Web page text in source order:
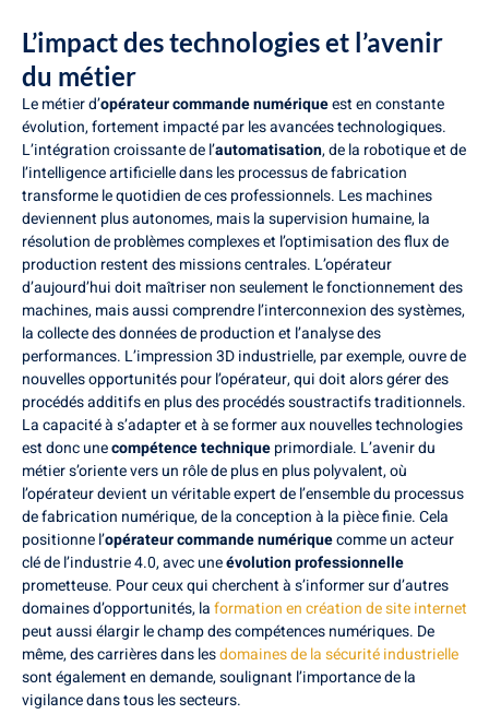
L’impact des technologies et l’avenir
du métier
Le métier d’opérateur commande numériqueest en constante
évolution, fortement impacté par les avancées technologiques.
L’intégration croissante de l’automatisation, de la robotique et de
l’intelligence artificielle dans les processus de fabrication
transforme le quotidien de ces professionnels. Les machines
deviennent plus autonomes, mais la supervision humaine, la
résolution de problèmes complexes et l’optimisation des flux de
production restent des missions centrales. L’opérateur
d’aujourd’hui doit maîtriser non seulement le fonctionnement des
machines, mais aussi comprendre l’interconnexion des systèmes,
la collecte des données de production et l’analyse des
performances. L’impression 3D industrielle, par exemple, ouvre de
nouvelles opportunités pour l’opérateur, qui doit alors gérer des
procédés additifs en plus des procédés soustractifs traditionnels.
La capacité à s’adapter et à se former aux nouvelles technologies
est donc unecompétence techniqueprimordiale. L’avenir du
métier s’oriente vers un rôle de plus en plus polyvalent, où
l’opérateur devient un véritable expert de l’ensemble du processus
de fabrication numérique, de la conception à la pièce finie. Cela
positionne l’opérateur commande numériquecomme un acteur
clé de l’industrie 4.0, avec uneévolution professionnelle
prometteuse. Pour ceux qui cherchent à s’informer sur d’autres
domaines d’opportunités, laformation en création de site internet
peut aussi élargir le champ des compétences numériques. De
même, des carrières dans lesdomaines de la sécurité industrielle
sont également en demande, soulignant l’importance de la
vigilance dans tous les secteurs.